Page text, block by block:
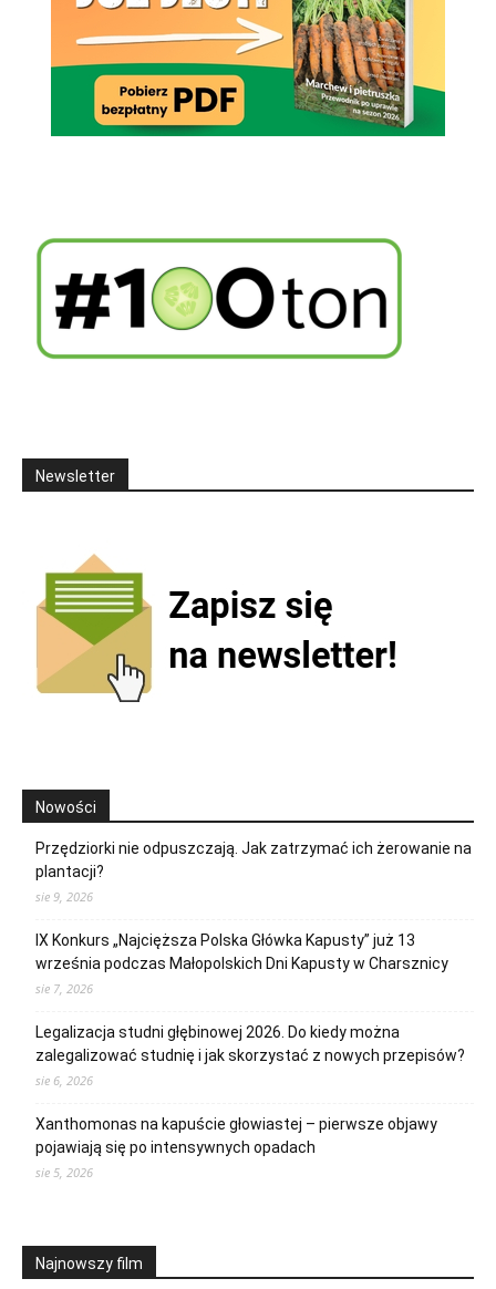
Newsletter
Nowości
Przędziorki nie odpuszczają. Jak zatrzymać ich żerowanie na
plantacji?
sie 9, 2026
IX Konkurs „Najcięższa Polska Główka Kapusty” już 13
września podczas Małopolskich Dni Kapusty w Charsznicy
sie 7, 2026
Legalizacja studni głębinowej 2026. Do kiedy można
zalegalizować studnię i jak skorzystać z nowych przepisów?
sie 6, 2026
Xanthomonas na kapuście głowiastej – pierwsze objawy
pojawiają się po intensywnych opadach
sie 5, 2026
Najnowszy film